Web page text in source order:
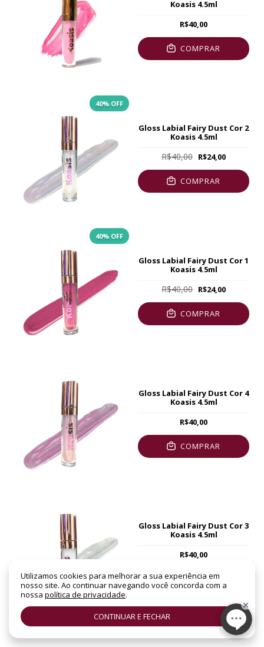
Utilizamos cookies para melhorar a sua experiência em
nosso site. Ao continuar navegando você concorda com a
nossa política de privacidade.
CONTINUAR E FECHAR
Koasis 4.5ml
R$40,00
COMPRAR
40% OFF
Gloss Labial Fairy Dust Cor 2
Koasis 4.5ml
R$40,00 R$24,00
COMPRAR
40% OFF
Gloss Labial Fairy Dust Cor 1
Koasis 4.5ml
R$40,00 R$24,00
COMPRAR
Gloss Labial Fairy Dust Cor 4
Koasis 4.5ml
R$40,00
COMPRAR
Gloss Labial Fairy Dust Cor 3
Koasis 4.5ml
R$40,00
COMPRAR